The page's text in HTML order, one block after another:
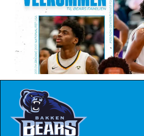
REKORDHOLDER TIL BEARS
Bakken Bears har indgået en etårig
Jarnel Rancy. Rancy har skrevet sig...